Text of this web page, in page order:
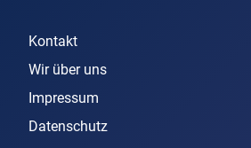
Kontakt
Wir über uns
Impressum
Datenschutz